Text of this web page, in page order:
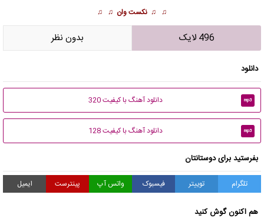
♫ ♫ نکست وان ♫ ♫
496 لایک بدون نظر
دانلود
mp3 دانلود آهنگ با کیفیت 320
mp3 دانلود آهنگ با کیفیت 128
بفرستید برای دوستانتان
تلگرام توییتر فیسبوک واتس آپ پینترست ایمیل
هم اکنون گوش کنید